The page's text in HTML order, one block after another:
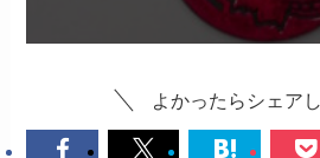
よかったらシェア